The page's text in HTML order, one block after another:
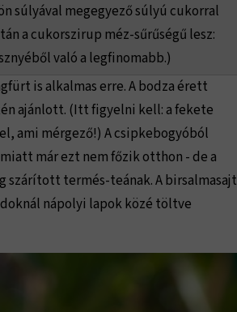
súlyával megegyező súlyú cukorral
a cukorszirup méz-sűrűségű lesz:
való a legfinomabb.)
is alkalmas erre. A bodza érett
ajánlott. (Itt figyelni kell: a fekete
ami mérgező!) A csipkebogyóból
már ezt nem főzik otthon - de a
szárított termés-teának. A birsalmasajt
nápolyi lapok közé töltve